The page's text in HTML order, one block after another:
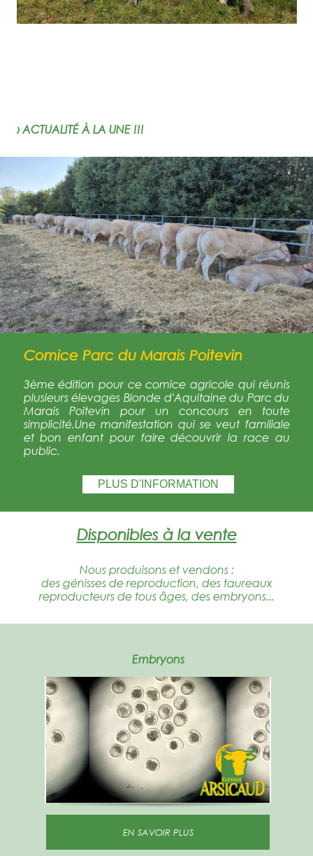
› ACTUALITÉ À LA UNE !!!
Comice Parc du Marais Poitevin
3ème édition pour ce comice agricole qui réunis
plusieurs élevages Blonde d'Aquitaine du Parc du
Marais Poitevin pour un concours en toute
simplicité.Une manifestation qui se veut familiale
et bon enfant pour faire découvrir la race au
public.
PLUS D'INFORMATION
Disponibles à la vente
Nous produisons et vendons :
des génisses de reproduction, des taureaux
reproducteurs de tous âges, des embryons...
Embryons
EN SAVOIR PLUS